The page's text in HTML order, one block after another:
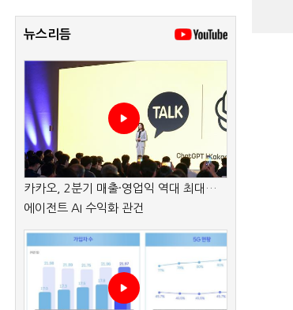
뉴스리듬
카카오, 2분기 매출·영업익 역대 최대…
에이전트 AI 수익화 관건